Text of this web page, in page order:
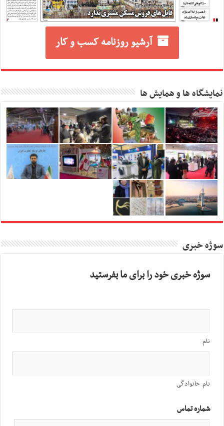
آرشیو روزنامه کسب و کار
نمایشگاه ها و همایش ها
سوژه خبری
سوژه خبری خود را برای ما بفرستید
نام
نام خانوادگی
شماره تماس